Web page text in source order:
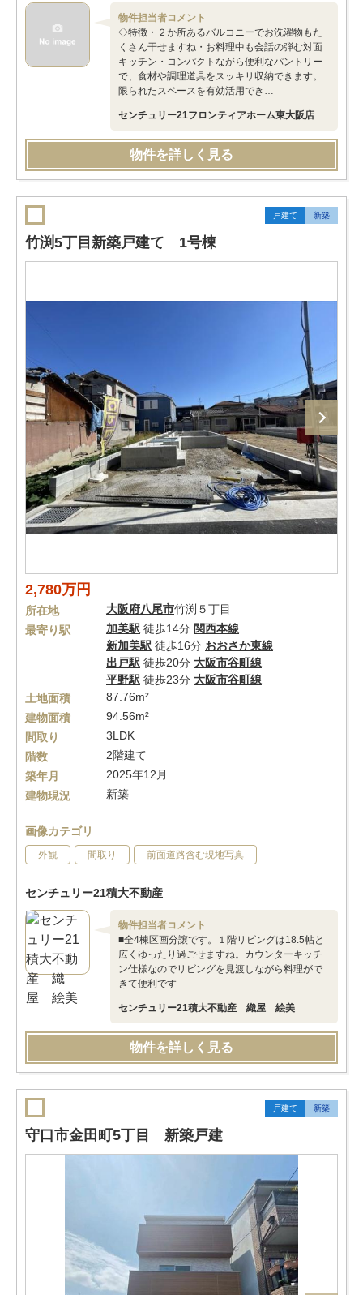
物件担当者コメント
◇特徴・２か所あるバルコニーでお洗濯物もた
くさん干せますね・お料理中も会話の弾む対面
キッチン・コンパクトながら便利なパントリー
で、食材や調理道具をスッキリ収納できます。
限られたスペースを有効活用でき…
センチュリー21フロンティアホーム東大阪店
物件を詳しく見る
戸建て 新築
竹渕5丁目新築戸建て 1号棟
2,780万円
所在地 大阪府八尾市竹渕５丁目
最寄り駅
加美駅 徒歩14分 関西本線
新加美駅 徒歩16分 おおさか東線
出戸駅 徒歩20分 大阪市谷町線
平野駅 徒歩23分 大阪市谷町線
土地面積
87.76m²
建物面積
94.56m²
間取り
3LDK
階数
2階建て
築年月
2025年12月
建物現況
新築
画像カテゴリ
外観 間取り 前面道路含む現地写真
センチュリー21積大不動産
物件担当者コメント
■全4棟区画分譲です。１階リビングは18.5帖と
広くゆったり過ごせますね。カウンターキッチ
ン仕様なのでリビングを見渡しながら料理がで
きて便利です
センチュリー21積大不動産 織屋 絵美
物件を詳しく見る
戸建て 新築
守口市金田町5丁目 新築戸建